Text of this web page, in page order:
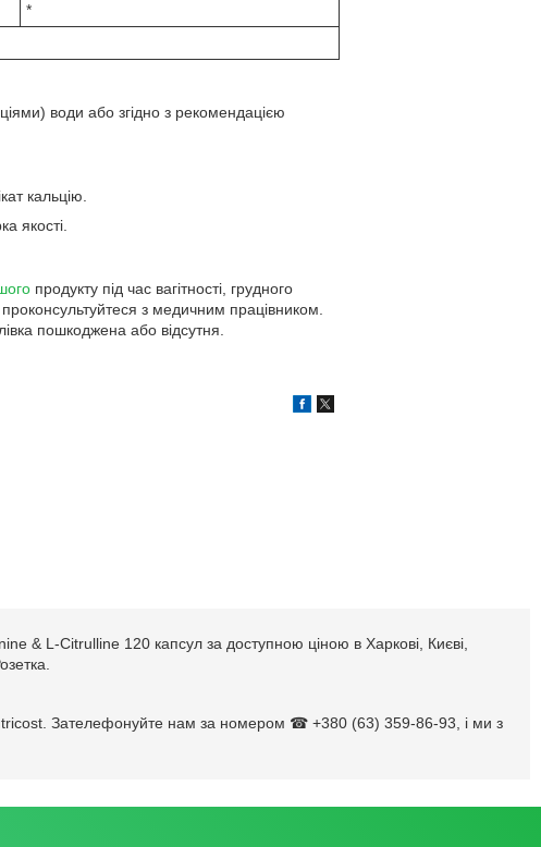
*
води або згідно з рекомендацією
кальцію.
якості.
продукту під час вагітності, грудного
з медичним працівником.
пошкоджена або відсутня.
& L-Citrulline 120 капсул за доступною ціною в Харкові, Києві,
Зателефонуйте нам за номером ☎ +380 (63) 359-86-93, і ми з